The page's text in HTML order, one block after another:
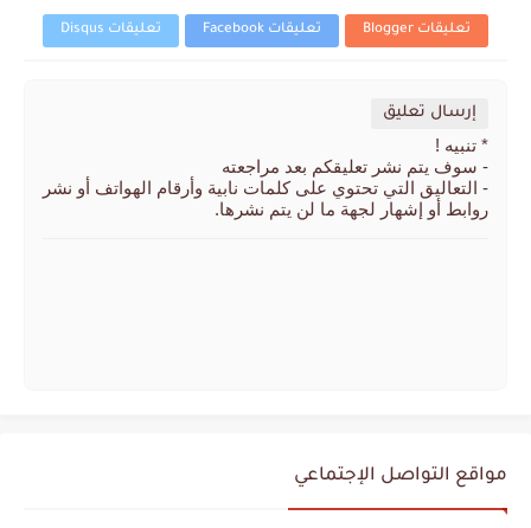
تعليقات Blogger تعليقات Facebook تعليقات Disqus
إرسال تعليق
* تنبيه !
- سوف يتم نشر تعليقكم بعد مراجعته
- التعاليق التي تحتوي على كلمات نابية وأرقام الهواتف أو نشر
روابط أو إشهار لجهة ما لن يتم نشرها.
مواقع التواصل الإجتماعي